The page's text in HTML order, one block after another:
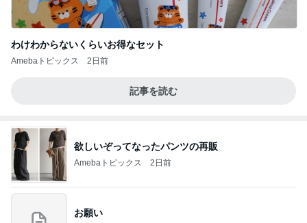
わけわからないくらいお得なセット
Amebaトピックス 2日前
記事を読む
欲しいぞってなったパンツの再販
Amebaトピックス 2日前
お願い